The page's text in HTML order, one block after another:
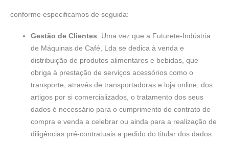
conforme especificamos de seguida:
Gestão de Clientes: Uma vez que a Futurete-Indústria
de Máquinas de Café, Lda se dedica à venda e
distribuição de produtos alimentares e bebidas, que
obriga à prestação de serviços acessórios como o
transporte, através de transportadoras e loja online, dos
artigos por si comercializados, o tratamento dos seus
dados é necessário para o cumprimento do contrato de
compra e venda a celebrar ou ainda para a realização de
diligências pré-contratuais a pedido do titular dos dados.